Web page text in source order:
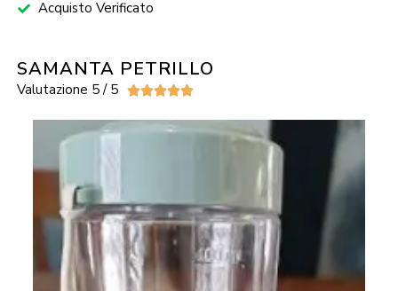
Acquisto Verificato
SAMANTA PETRILLO
Valutazione 5 / 5 